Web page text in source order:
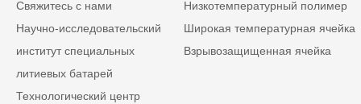
Свяжитесь с нами
Научно-исследовательский
институт специальных
литиевых батарей
Технологический центр
Низкотемпературный полимер
Широкая температурная ячейка
Взрывозащищенная ячейка